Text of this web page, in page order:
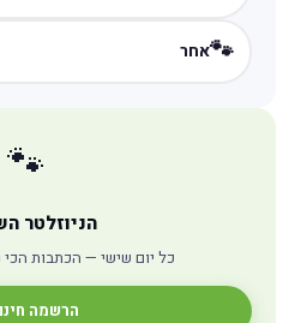
🐾אחר
🐾
הניוזלטר
כל יום שישי — הכתבות
הרשמה